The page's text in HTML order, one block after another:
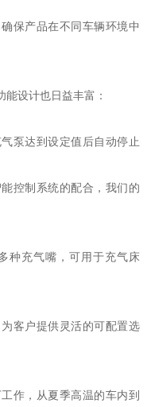
保产品在不同车辆环境中
设计也日益丰富：
泵达到设定值后自动停止
控制系统的配合，我们的
种充气嘴，可用于充气床
客户提供灵活的可配置选
作，从夏季高温的车内到